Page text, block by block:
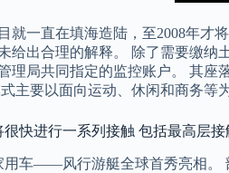
就一直在填海造陆，至2008年才
给出合理的解释。 除了需要缴
理局共同指定的监控账户。 其
主要以面向运动、休闲和商务等
快进行一系列接触 包括最高层接
用车——风行游艇全球首秀亮相。